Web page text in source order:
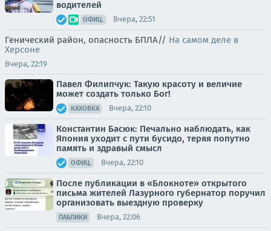
водителей
ОФИЦ. Вчера, 22:51
Генический район, опасность БПЛА// На самом деле в
Херсоне
Вчера, 22:19
Павел Филипчук: Такую красоту и величие
может создать только Бог!
КАХОВКА Вчера, 22:10
Константин Басюк: Печально наблюдать, как
Япония уходит с пути бусидо, теряя попутно
память и здравый смысл
ОФИЦ. Вчера, 22:10
После публикации в «Блокноте» открытого
письма жителей Лазурного губернатор поручил
организовать выездную проверку
ПАБЛИКИ Вчера, 22:06